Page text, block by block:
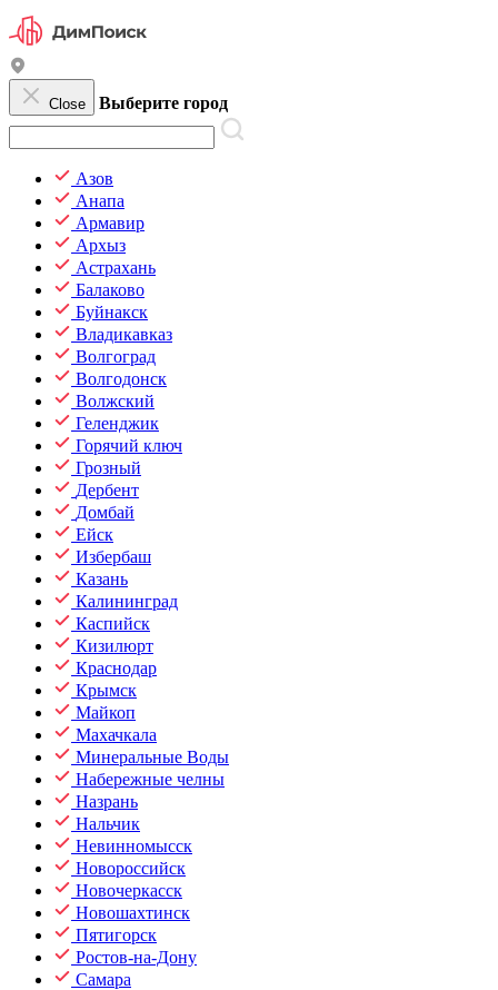
Close Выберите город
Азов
Анапа
Армавир
Архыз
Астрахань
Балаково
Буйнакск
Владикавказ
Волгоград
Волгодонск
Волжский
Геленджик
Горячий ключ
Грозный
Дербент
Домбай
Ейск
Избербаш
Казань
Калининград
Каспийск
Кизилюрт
Краснодар
Крымск
Майкоп
Махачкала
Минеральные Воды
Набережные челны
Назрань
Нальчик
Невинномысск
Новороссийск
Новочеркасск
Новошахтинск
Пятигорск
Ростов-на-Дону
Самара